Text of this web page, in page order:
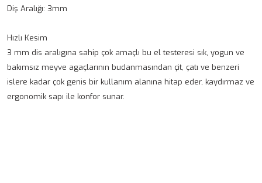
Diş Aralığı: 3mm
Hızlı Kesim
3 mm dis aralıgına sahip çok amaçlı bu el testeresi sık, yogun ve
bakımsız meyve agaçlarının budanmasından çit, çatı ve benzeri
islere kadar çok genis bir kullanım alanına hitap eder, kaydırmaz ve
ergonomik sapı ile konfor sunar.